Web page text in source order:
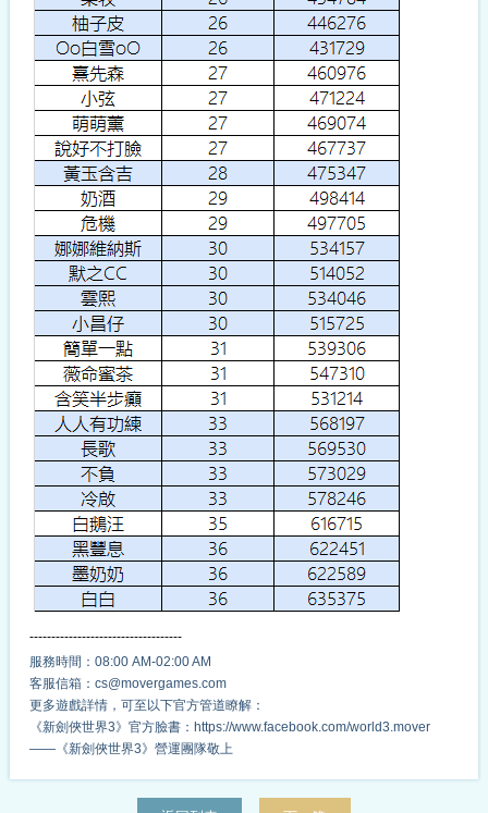
-----------------------------------
服務時間：08:00 AM-02:00 AM
客服信箱：cs@movergames.com
更多遊戲詳情，可至以下官方管道瞭解：
《新劍俠世界3》官方臉書：https://www.facebook.com/world3.mover
——《新劍俠世界3》營運團隊敬上